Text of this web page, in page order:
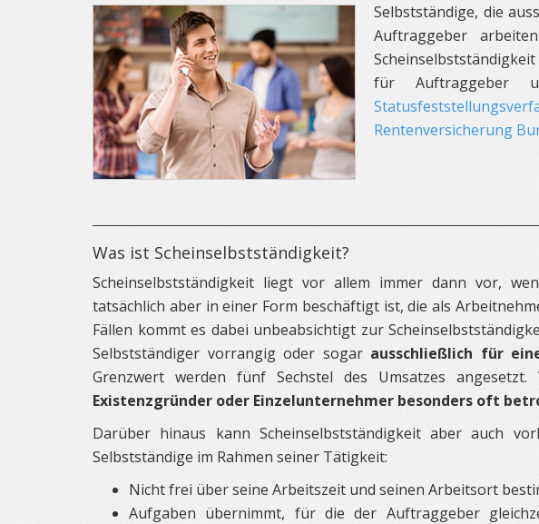
Selbstständige, die
Auftraggeber
für Auftraggeber
Rentenversicherung
Was ist Scheinselbstständigkeit?
Scheinselbstständigkeit liegt vor allem immer dann vor,
tatsächlich aber in einer Form beschäftigt ist, die als
Fällen kommt es dabei unbeabsichtigt zur
Selbstständiger vorrangig oder sogar ausschließlich für
Grenzwert werden fünf Sechstel des Umsatzes
Existenzgründer oder Einzelunternehmer besonders oft
Darüber hinaus kann Scheinselbstständigkeit aber auch
Selbstständige im Rahmen seiner Tätigkeit:
Nicht frei über seine Arbeitszeit und seinen Arbeitsort
Aufgaben übernimmt, für die der Auftraggeber